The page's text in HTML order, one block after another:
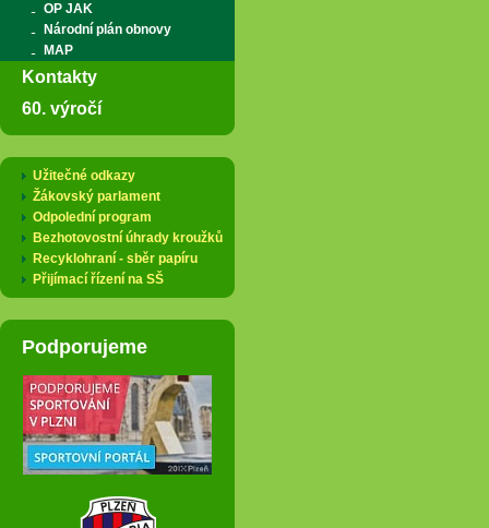
OP JAK
Národní plán obnovy
MAP
Kontakty
60. výročí
Užitečné odkazy
Žákovský parlament
Odpolední program
Bezhotovostní úhrady kroužků
Recyklohraní - sběr papíru
Přijímací řízení na SŠ
Podporujeme